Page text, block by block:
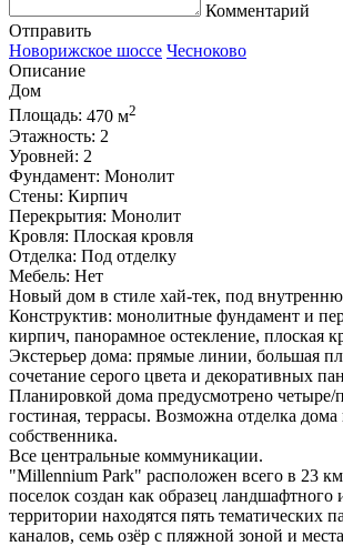
Комментарий
Отправить
Новорижское шоссе Чесноково
Описание
Дом
Площадь: 470 м2
Этажность: 2
Уровней: 2
Фундамент: Монолит
Стены: Кирпич
Перекрытия: Монолит
Кровля: Плоская кровля
Отделка: Под отделку
Мебель: Нет
Новый дом в стиле хай-тек, под
Конструктив: монолитные фундамент и
кирпич, панорамное остекление, плоская
Экстерьер дома: прямые линии, большая
сочетание серого цвета и декоративных
Планировкой дома предусмотрено четыре/
гостиная, террасы. Возможна отделка
собственника.
Все центральные коммуникации.
"Millennium Park" расположен всего в 23
поселок создан как образец ландшафтного
территории находятся пять тематических
каналов, семь озёр с пляжной зоной и